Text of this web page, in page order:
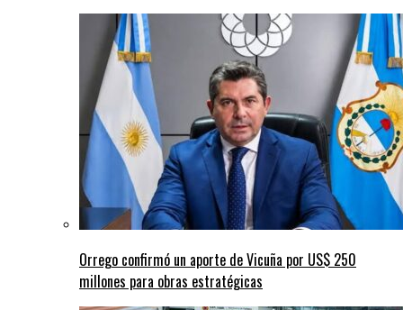
Orrego confirmó un aporte de Vicuña por US$ 250
millones para obras estratégicas